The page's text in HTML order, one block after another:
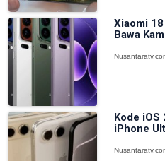
Xiaomi
Bawa
Kode iOS
iPhone